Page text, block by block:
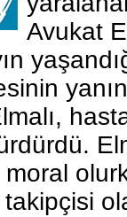
Avukat